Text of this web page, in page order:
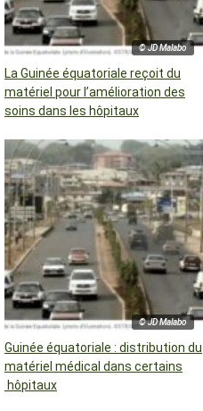
© JD Malabo
La Guinée équatoriale reçoit du
matériel pour l’amélioration des
soins dans les hôpitaux
© JD Malabo
Guinée équatoriale : distribution du
matériel médical dans certains
hôpitaux